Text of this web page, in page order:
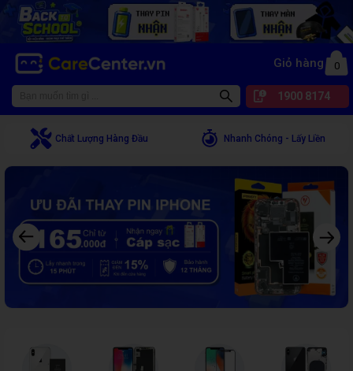
Giỏ hàng 0
1900 8174
Chất Lượng Hàng Đầu Nhanh Chóng - Lấy Liền
CareCenter - Sửa điện thoại, laptop giá rẻ chất lượng tại TPHCM